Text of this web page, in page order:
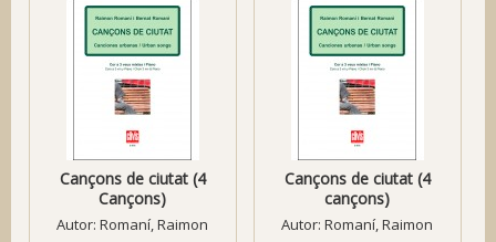
Cançons de ciutat (4
Cançons)
Autor:Romaní, Raimon
Cançons de ciutat (4
cançons)
Autor:Romaní, Raimon